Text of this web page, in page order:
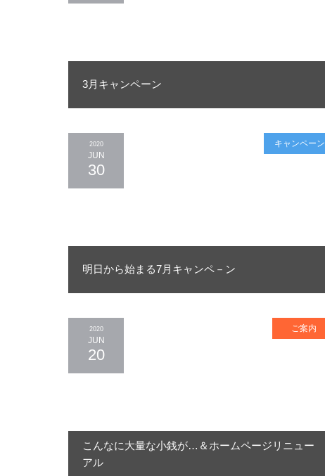
3月キャンペーン
明日から始まる7月キャンペ－ン
2020
JUN
30
キャンペーン
こんなに大量な小銭が…＆ホームページリニュー
アル
2020
JUN
20
ご案内